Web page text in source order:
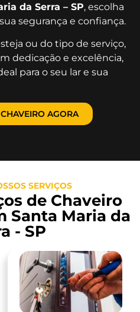
da Serra – SP, escolha
segurança e confiança.
ou do tipo de serviço,
dedicação e excelência,
para o seu lar e sua
AGORA
SERVIÇOS
de Chaveiro
Santa Maria da
- SP